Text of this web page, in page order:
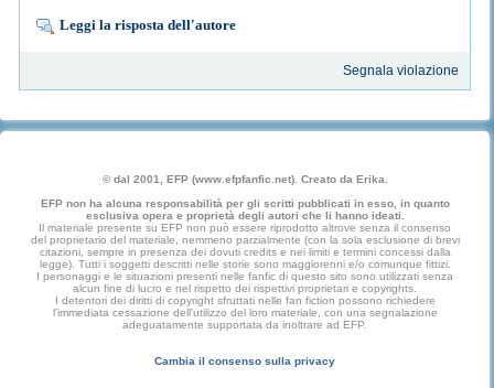
Leggi la risposta dell'autore
Segnala violazione
© dal 2001, EFP (www.efpfanfic.net). Creato da Erika.
EFP non ha alcuna responsabilità per gli scritti pubblicati in esso, in quanto
esclusiva opera e proprietà degli autori che li hanno ideati.
Il materiale presente su EFP non può essere riprodotto altrove senza il consenso
del proprietario del materiale, nemmeno parzialmente (con la sola esclusione di brevi
citazioni, sempre in presenza dei dovuti credits e nei limiti e termini concessi dalla
legge). Tutti i soggetti descritti nelle storie sono maggiorenni e/o comunque fittizi.
I personaggi e le situazioni presenti nelle fanfic di questo sito sono utilizzati senza
alcun fine di lucro e nel rispetto dei rispettivi proprietari e copyrights.
I detentori dei diritti di copyright sfruttati nelle fan fiction possono richiedere
l'immediata cessazione dell'utilizzo del loro materiale, con una segnalazione
adeguatamente supportata da inoltrare ad EFP.
Cambia il consenso sulla privacy